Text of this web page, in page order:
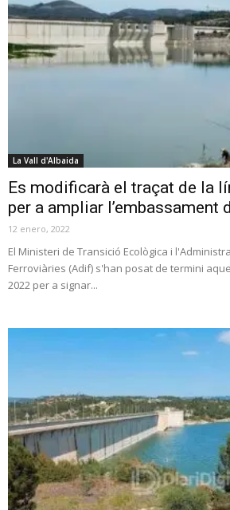
La Vall d'Albaida
Es modificarà el traçat de la
per a ampliar l’embassament
12 enero, 2022
El Ministeri de Transició Ecològica i
Ferroviàries (Adif) s'han posat de termini
2022 per a signar...